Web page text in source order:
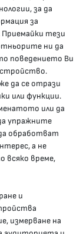
№5
за да
за
тези
ни да
поведението Ви
да се отрази
или функции.
или да
упражните
обработват
а не
всяко време,
и
измерване на